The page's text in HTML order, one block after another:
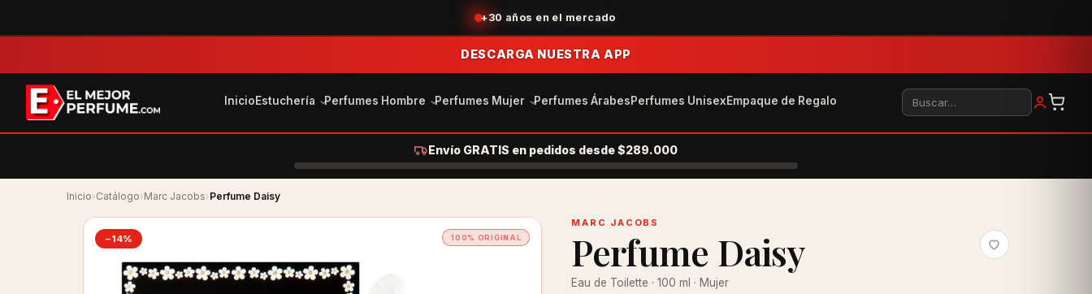
+30 años en el mercado
DESCARGA NUESTRA APP
InicioEstuchería Perfumes Hombre Perfumes Mujer Perfumes ÁrabesPerfumes UnisexEmpaque de Regalo Buscar
Envío GRATIS en pedidos desde $289.000
Inicio›Catálogo›Marc Jacobs›Perfume Daisy
−14% 100% ORIGINAL
MARC JACOBS
Perfume Daisy
Eau de Toilette · 100 ml · Mujer